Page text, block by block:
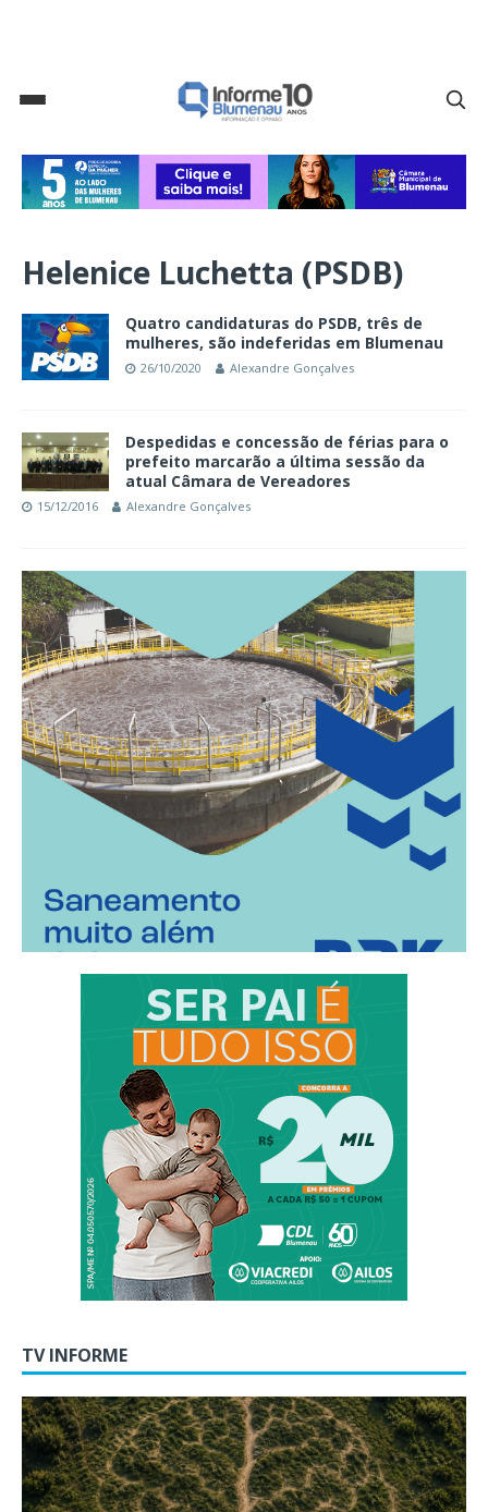
Helenice Luchetta (PSDB)
Quatro candidaturas do PSDB, três de
mulheres, são indeferidas em Blumenau
26/10/2020 Alexandre Gonçalves
Despedidas e concessão de férias para o
prefeito marcarão a última sessão da
atual Câmara de Vereadores
15/12/2016 Alexandre Gonçalves
TV INFORME